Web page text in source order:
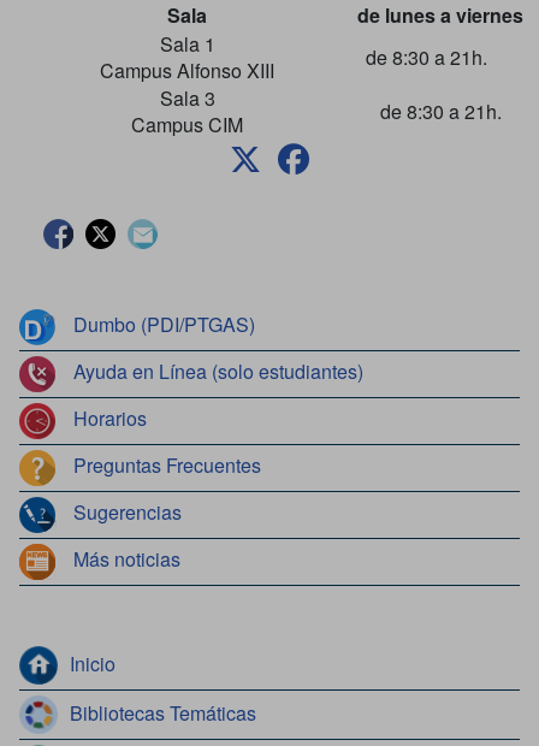
Inicio
Bibliotecas Temáticas
Dumbo (PDI/PTGAS)
Ayuda en Línea (solo estudiantes)
Horarios
Preguntas Frecuentes
Sugerencias
Más noticias
Sala
de lunes a viernes
Sala 1
Campus Alfonso XIII
de 8:30 a 21h.
Sala 3
Campus CIM
de 8:30 a 21h.
Facebook
Twitter